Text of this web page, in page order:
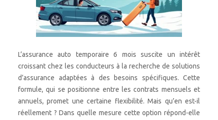
L’assurance auto temporaire 6 mois suscite un intérêt
croissant chez les conducteurs à la recherche de solutions
d’assurance adaptées à des besoins spécifiques. Cette
formule, qui se positionne entre les contrats mensuels et
annuels, promet une certaine flexibilité. Mais qu’en est-il
réellement ? Dans quelle mesure cette option répond-elle